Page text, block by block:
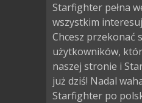
Starfighter pełna
wszystkim
Chcesz przekonać
użytkowników,
naszej stronie i
już dziś! Nadal
Starfighter po